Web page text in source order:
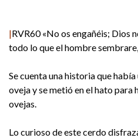
|RVR60 «No os engañéis; Dios
todo lo que el hombre
Se cuenta una historia que
oveja y se metió en el hato para
ovejas.
Lo curioso de este cerdo